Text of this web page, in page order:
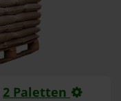
2 Paletten